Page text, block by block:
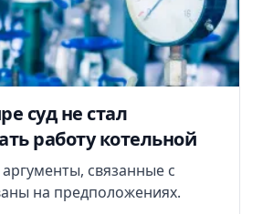
суд не стал
работу котельной
связанные с
на предположениях.